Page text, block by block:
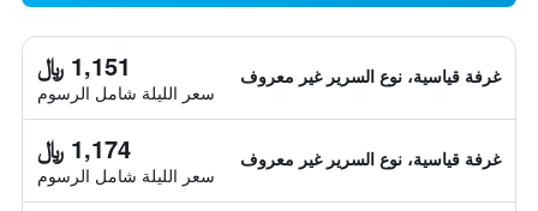
غرفة قياسية، نوع السرير غير معروف 1,151 ﷼
سعر الليلة شامل الرسوم
غرفة قياسية، نوع السرير غير معروف 1,174 ﷼
سعر الليلة شامل الرسوم